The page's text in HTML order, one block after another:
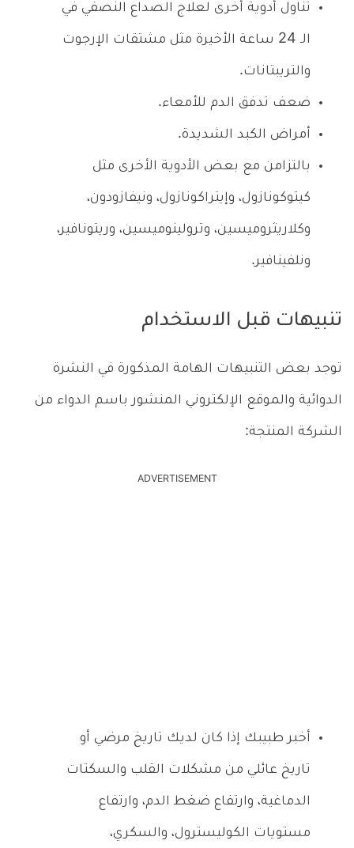
تناول أدوية أخرى لعلاج الصداع النصفي في
الـ 24 ساعة الأخيرة مثل مشتقات الإرجوت
والتريبتانات.
ضعف تدفق الدم للأمعاء.
أمراض الكبد الشديدة.
بالتزامن مع بعض الأدوية الأخرى مثل
كيتوكونازول، وإيتراكونازول، ونيفازودون،
وكلاريثروميسين، وترولينوميسين، وريتونافير،
ونلفينافير.
تنبيهات قبل الاستخدام
توجد بعض التنبيهات الهامة المذكورة في النشرة
الدوائية والموقع الإلكتروني المنشور باسم الدواء من
الشركة المنتجة:
ADVERTISEMENT
أخبر طبيبك إذا كان لديك تاريخ مرضي أو
تاريخ عائلي من مشكلات القلب والسكتات
الدماغية، وارتفاع ضغط الدم، وارتفاع
مستويات الكوليسترول، والسكري،